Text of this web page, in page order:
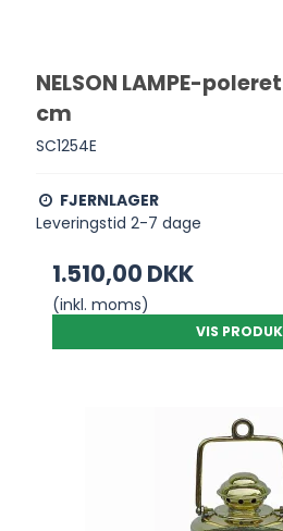
NELSON LAMPE-
cm
SC1254E
FJERNLAGER
Leveringstid 2-7 dage
1.510,00 DKK
(inkl. moms)
VIS